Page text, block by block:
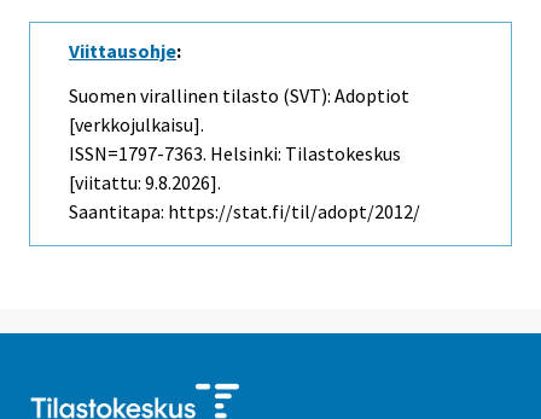
Viittausohje:
Suomen virallinen tilasto (SVT): Adoptiot
[verkkojulkaisu].
ISSN=1797-7363. Helsinki: Tilastokeskus
[viitattu: 9.8.2026].
Saantitapa: https://stat.fi/til/adopt/2012/